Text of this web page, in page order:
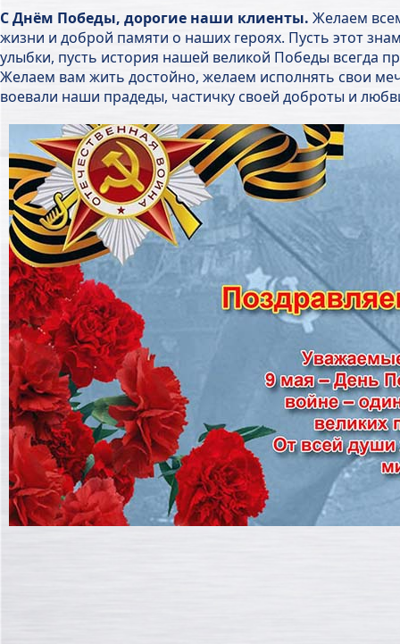
С Днём Победы, дорогие наши клиенты. Желаем
жизни и доброй памяти о наших героях. Пусть этот
улыбки, пусть история нашей великой Победы всегда
Желаем вам жить достойно, желаем исполнять свои
воевали наши прадеды, частичку своей доброты и